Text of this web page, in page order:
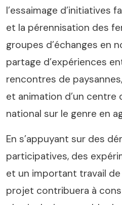
l’essaimage d’initiatives
et la pérennisation des
groupes d’échanges en
partage d’expériences
rencontres de
et animation d’un centre
national sur le genre en
En s’appuyant sur des
participatives, des
et un important travail
projet contribuera à